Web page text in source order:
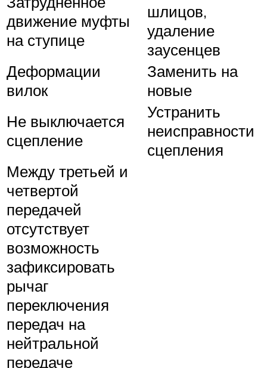
движение муфты
на ступице
шлицов,
удаление
заусенцев
Деформации
вилок
Заменить на
новые
Не выключается
сцепление
Устранить
неисправности
сцепления
Между третьей и
четвертой
передачей
отсутствует
возможность
зафиксировать
рычаг
переключения
передач на
нейтральной
передаче